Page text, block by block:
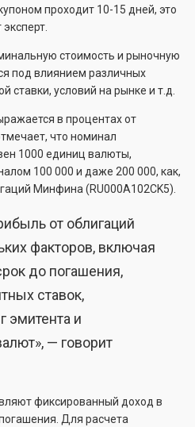
проходит 10-15 дней, это
стоимость и рыночную
под влиянием различных
ставки, условий на рынке и т.д.
в процентах от
что номинал
1000 единиц валюты,
100 000 и даже 200 000, как,
Минфина (RU000A102CK5).
от облигаций
факторов, включая
до погашения,
ставок,
эмитента и
— говорит
фиксированный доход в
Для расчета